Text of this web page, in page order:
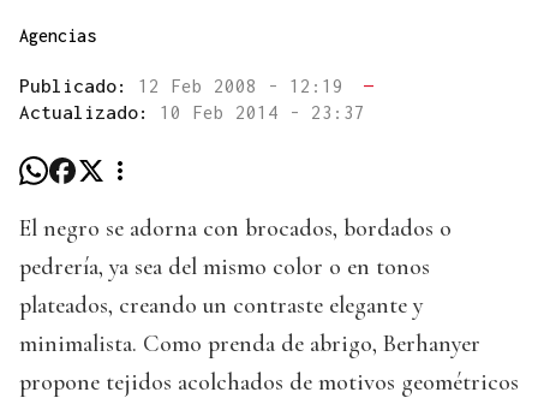
Agencias
Publicado: 12 Feb 2008 - 12:19
—
Actualizado: 10 Feb 2014 - 23:37
El negro se adorna con brocados, bordados o
pedrería, ya sea del mismo color o en tonos
plateados, creando un contraste elegante y
minimalista. Como prenda de abrigo, Berhanyer
propone tejidos acolchados de motivos geométricos